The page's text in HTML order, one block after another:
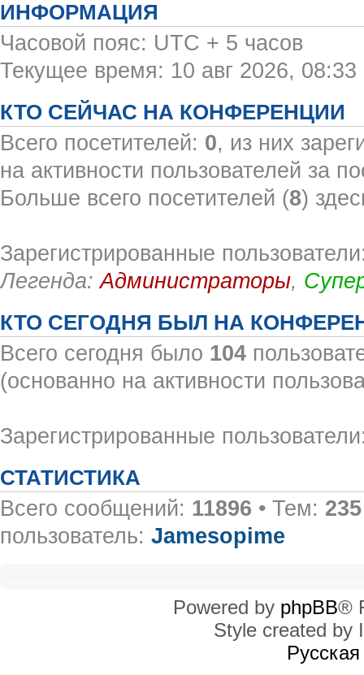
ИНФОРМАЦИЯ
Часовой пояс: UTC + 5 часов
Текущее время: 10 авг 2026, 08:33
КТО СЕЙЧАС НА КОНФЕРЕНЦИИ
Всего посетителей: 0, из них
на активности пользователей за
Больше всего посетителей (8)
Зарегистрированные
Легенда:Администраторы,
КТО СЕГОДНЯ БЫЛ НА
Всего сегодня было 104
(основанно на активности
Зарегистрированные
СТАТИСТИКА
Всего сообщений: 11896 • Тем: 235
пользователь: Jamesopime
Powered by phpBB®
Style created by